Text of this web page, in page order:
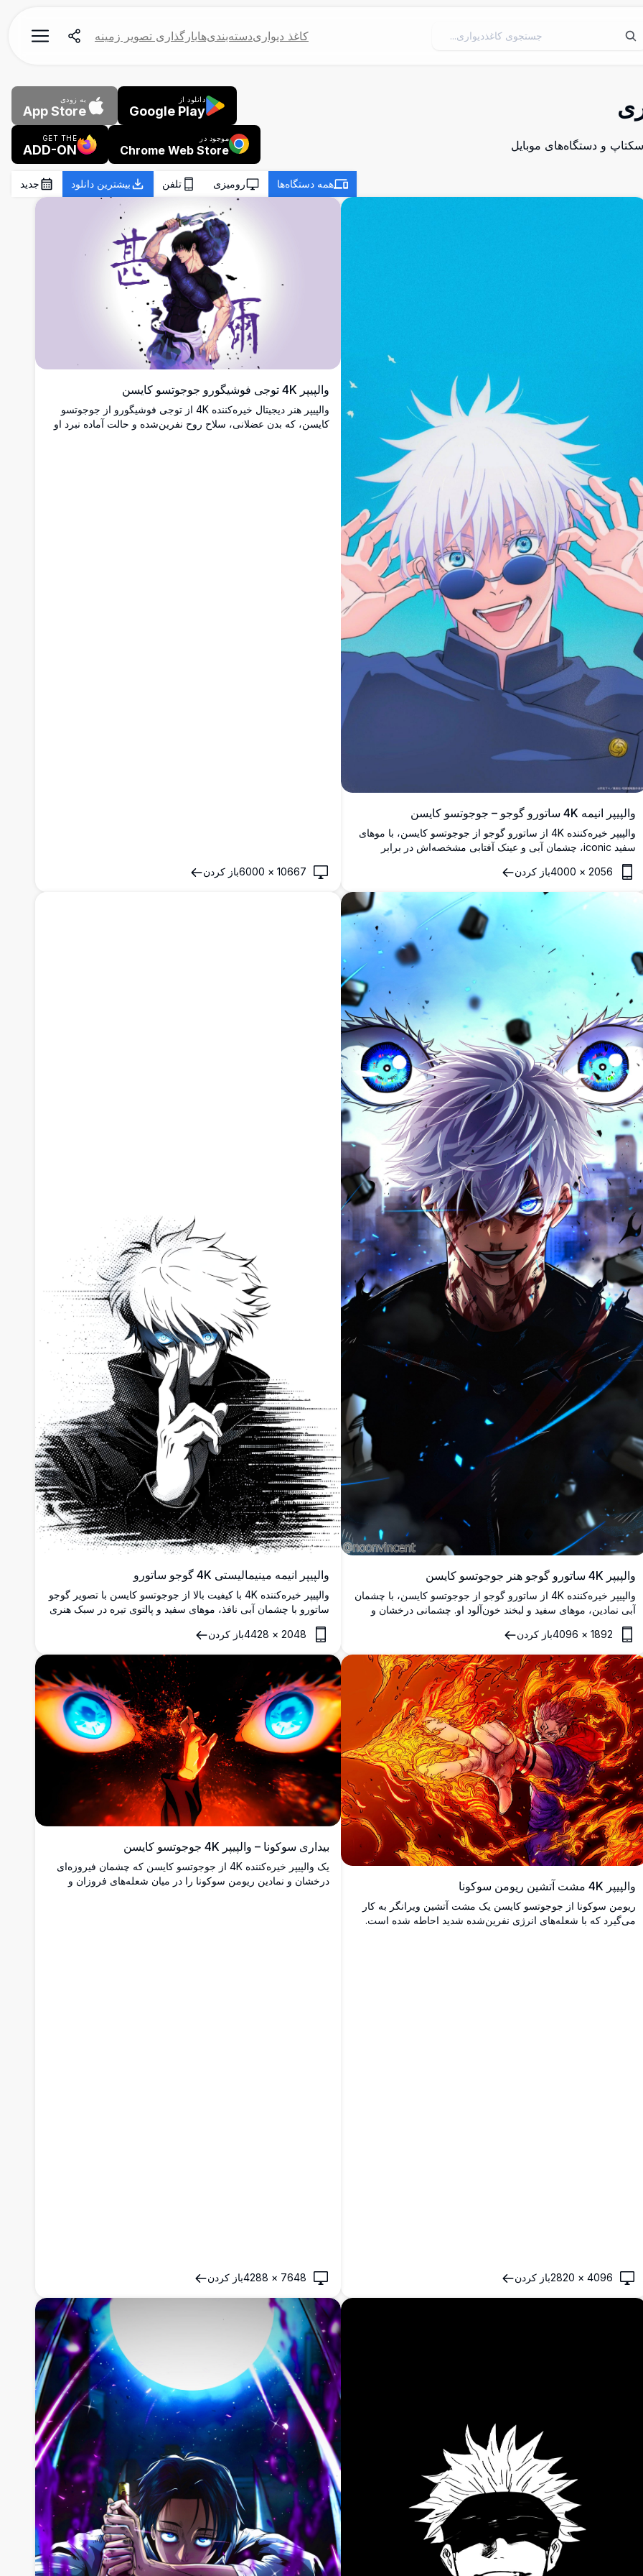
کاغذ دیواریدسته‌بندی‌هابارگذاری تصویر زمینه
و دستگاه‌های موبایل
دانلود از
Google Play
به زودی
App Store
موجود در
Chrome Web Store
GET THE
ADD-ON
همه دستگاه‌ها رومیزی تلفن بیشترین دانلود جدید
والپیپر انیمه 4K ساتورو گوجو – جوجوتسو کایسن
والپیپر خیره‌کننده 4K از ساتورو گوجو از جوجوتسو کایسن، با موهای
سفید iconic، چشمان آبی و عینک آفتابی مشخصه‌اش در برابر
پس‌زمینه سیان پرجنب‌وجوش. والپیپر با کیفیت بالا مناسب برای
علاقه‌مندان به انیمه.
2056
×
4000باز کردن
والپیپر 4K توجی فوشیگورو جوجوتسو کایسن
والپیپر هنر دیجیتال خیره‌کننده 4K از توجی فوشیگورو از جوجوتسو
کایسن، که بدن عضلانی، سلاح روح نفرین‌شده و حالت آماده نبرد او
10667
×
6000باز کردن
والپیپر 4K ساتورو گوجو هنر جوجوتسو کایسن
والپیپر خیره‌کننده 4K از ساتورو گوجو از جوجوتسو کایسن، با چشمان
آبی نمادین، موهای سفید و لبخند خون‌آلود او. چشمانی درخشان و
بالا نمایان هستند.
1892
×
4096باز کردن
والپیپر انیمه مینیمالیستی 4K گوجو ساتورو
والپیپر خیره‌کننده 4K با کیفیت بالا از جوجوتسو کایسن با تصویر گوجو
ساتورو با چشمان آبی نافذ، موهای سفید و پالتوی تیره در سبک هنری
2048
×
4428باز کردن
والپیپر 4K مشت آتشین ریومن سوکونا
ریومن سوکونا از جوجوتسو کایسن یک مشت آتشین ویرانگر به کار
می‌گیرد که با شعله‌های انرژی نفرین‌شده شدید احاطه شده است.
4096
×
2820باز کردن
بیداری سوکونا – والپیپر 4K جوجوتسو کایسن
یک والپیپر خیره‌کننده 4K از جوجوتسو کایسن که چشمان فیروزه‌ای
درخشان و نمادین ریومن سوکونا را در میان شعله‌های فروزان و
7648
×
4288باز کردن